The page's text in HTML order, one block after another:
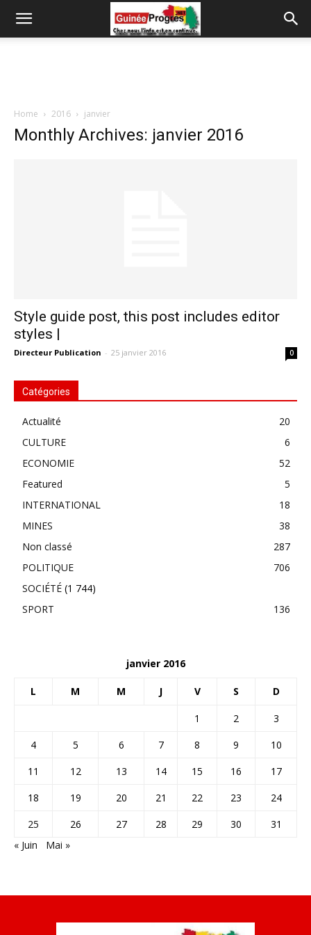
Home 2016 janvier
Monthly Archives: janvier 2016
Style guide post, this post includes editor
styles |
Directeur Publication - 25 janvier 2016 0
Catégories
Actualité
20
CULTURE
6
ECONOMIE
52
Featured
5
INTERNATIONAL
18
MINES
38
Non classé
287
POLITIQUE
706
SOCIÉTÉ (1 744)
SPORT
136
janvier 2016
L M M J V S D
1 2
3
4
5 6 7 8 9
10
11
12 13 14 15 16
17
18
19 20 21 22 23
24
25
26 27 28 29 30
31
« Juin
Mai »